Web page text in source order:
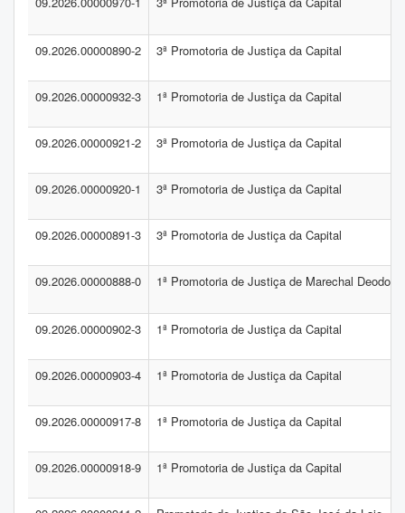
09.2026.00000890-2 3ª Promotoria de Justiça da Capital
09.2026.00000932-3 1ª Promotoria de Justiça da Capital
09.2026.00000921-2 3ª Promotoria de Justiça da Capital
09.2026.00000920-1 3ª Promotoria de Justiça da Capital
09.2026.00000891-3 3ª Promotoria de Justiça da Capital
09.2026.00000888-0 1ª Promotoria de Justiça de Marechal Deodoro
09.2026.00000902-3 1ª Promotoria de Justiça da Capital
09.2026.00000903-4 1ª Promotoria de Justiça da Capital
09.2026.00000917-8 1ª Promotoria de Justiça da Capital
09.2026.00000918-9 1ª Promotoria de Justiça da Capital